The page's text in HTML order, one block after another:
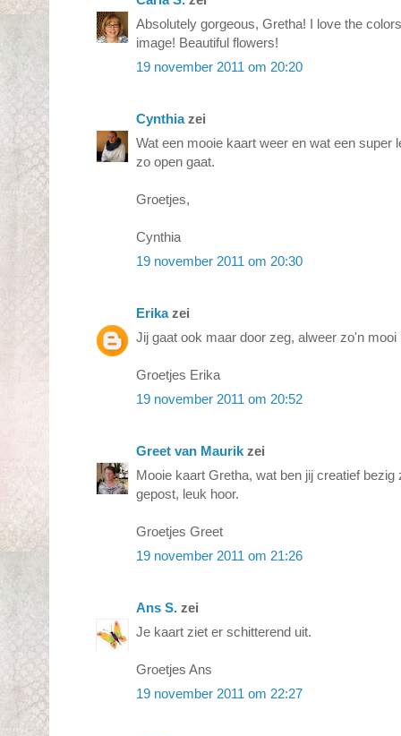
Absolutely gorgeous, Gretha! I love the
image! Beautiful flowers!
19 november 2011 om 20:20
Cynthiazei
Wat een mooie kaart weer en wat een super
zo open gaat.
Groetjes,
Cynthia
19 november 2011 om 20:30
Erikazei
Jij gaat ook maar door zeg, alweer zo'n mooi
Groetjes Erika
19 november 2011 om 20:52
Greet van Maurik zei
Mooie kaart Gretha, wat ben jij creatief bezig
gepost, leuk hoor.
Groetjes Greet
19 november 2011 om 21:26
Ans S. zei
Je kaart ziet er schitterend uit.
Groetjes Ans
19 november 2011 om 22:27